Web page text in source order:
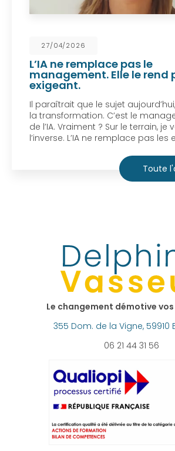
27/04/2026
L’IA ne remplace pas le
management. Elle le rend
exigeant.
Il paraîtrait que le sujet
la transformation. C’est le
de l’IA. Vraiment ? Sur le terrain, je
l’inverse. L’IA ne remplace pas les
Toute
Le changement démotive vos
355 Dom. de la Vigne, 59910
06 21 44 31 56